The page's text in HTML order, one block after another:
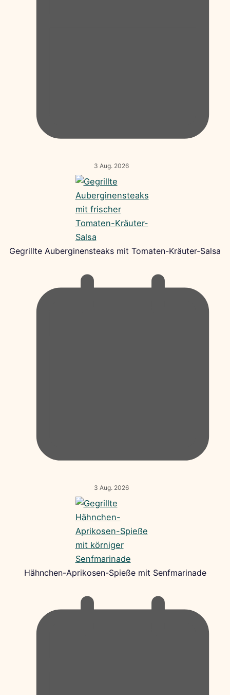
3 Aug. 2026
Gegrillte Auberginensteaks mit Tomaten-Kräuter-Salsa
3 Aug. 2026
Hähnchen-Aprikosen-Spieße mit Senfmarinade